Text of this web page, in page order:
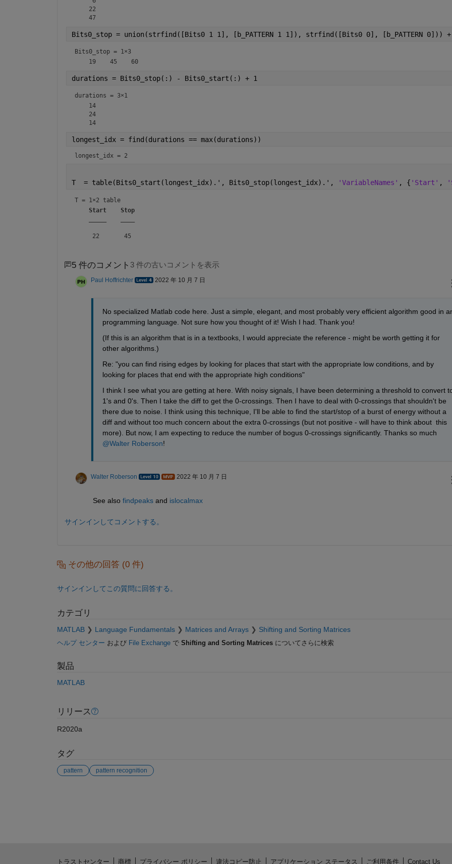
    22
    47
Bits0_stop = union(strfind([Bits0 1 1], [b_PATTERN 1 1]), strfind([Bits0 0], [b_PATTERN 0])) +
Bits0_stop = 1×3
    19    45    60
durations = Bits0_stop(:) - Bits0_start(:) + 1
durations = 3×1
    14
    24
    14
longest_idx = find(durations == max(durations))
longest_idx = 2
T  = table(Bits0_start(longest_idx).', Bits0_stop(longest_idx).', 'VariableNames' , { 'Start' ,
T = 1×2 table
Start
Stop
5 件のコメント 3 件の古いコメントを表示
Paul Hoffrichter 2022 年 10 月 7 日
No specialized Matlab code here. Just a simple, elegant, and most probably very efficient algorithm good in
programming language. Not sure how you thought of it! Wish I had. Thank you!
(If this is an algorithm that is in a textbooks, I would appreciate the reference - might be worth getting it for
other algorithms.)
Re: "you can find rising edges by looking for places that start with the appropriate low conditions, and by
looking for places that end with the appropriate high conditions"
I think I see what you are getting at here. With noisy signals, I have been determining a threshold to convert
1's and 0's. Then I take the diff to get the 0-crossings. Then I have to deal with 0-crossings that shouldn't be
there due to noise. I think using this technique, I'll be able to find the start/stop of a burst of energy without a
diff and without too much concern about the extra 0-crossings (but not positive - will have to think about  this
more). But now, I am expecting to reduce the number of bogus 0-crossings significantly. Thanks so much
@Walter Roberson!
Walter Roberson 2022 年 10 月 7 日
See also findpeaks and islocalmax
サインインしてコメントする。
その他の回答 (0 件)
サインインしてこの質問に回答する。
カテゴリ
MATLAB Language Fundamentals Matrices and Arrays Shifting and Sorting Matrices
ヘルプ センター および File Exchangeで Shifting and Sorting Matricesについてさらに検索
製品
MATLAB
リリース
R2020a
タグ
pattern pattern recognition
トラストセンター 商標 プライバシー ポリシー 違法コピー防止 アプリケーション ステータス ご利用条件 Contact Us